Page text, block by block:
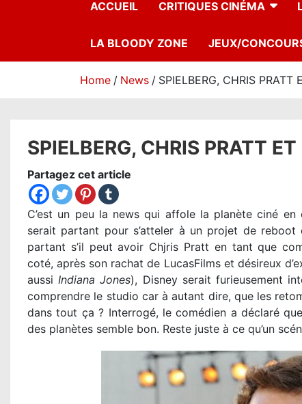
ACCUEIL CRITIQUES CINÉMA
LA BLOODY ZONE JEUX/
Home News SPIELBERG, CHRIS PRATT
SPIELBERG, CHRIS PRATT
Partagez cet article
C’est un peu la news qui affole la planète ciné
serait partant pour s’atteler à un projet de reboot
partant s’il peut avoir Chjris Pratt en tant que
coté, après son rachat de LucasFilms et désireux
aussiIndiana Jones), Disney serait furieusement
comprendre le studio car à autant dire, que les
dans tout ça ? Interrogé, le comédien a déclaré
des planètes semble bon. Reste juste à ce qu’un